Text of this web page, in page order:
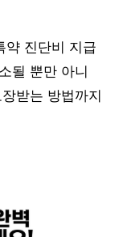
약 진단비 지급
될 뿐만 아니
받는 방법까지